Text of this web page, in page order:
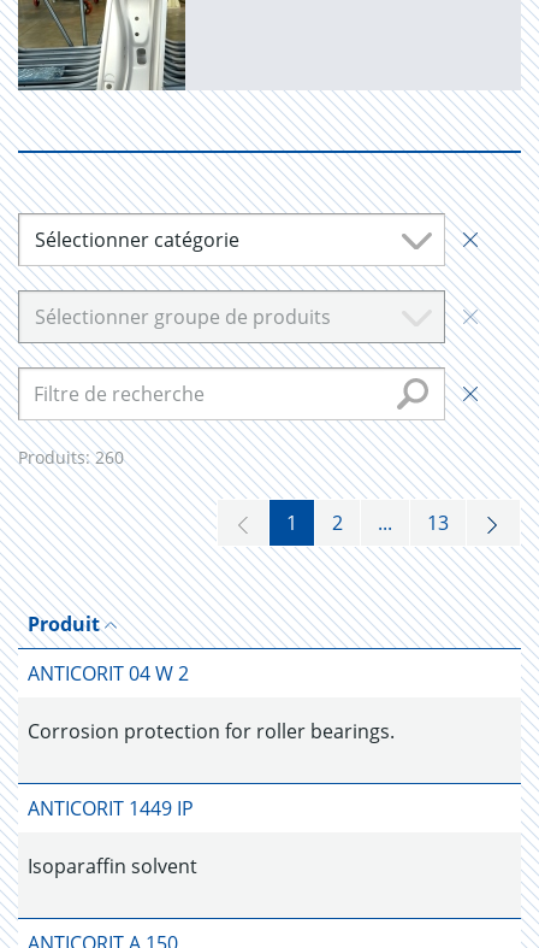
Sélectionner catégorie
Sélectionner groupe de produits
Produits:260
1 2 ... 13
Produit
ANTICORIT 04 W 2
Corrosion protection for roller bearings.
ANTICORIT 1449 IP
Isoparaffin solvent